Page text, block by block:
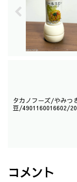
タカノフーズ/やみつ
豆/4901160016602/
コメント